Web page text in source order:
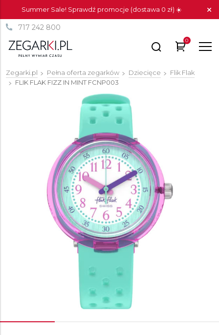
Summer Sale! Sprawdź promocje (dostawa 0 zł) ☀️
717 242 800
0
Zegarki.pl Pełna oferta zegarków Dziecięce
Flik Flak
FLIK FLAK FIZZ IN MINT FCNP003